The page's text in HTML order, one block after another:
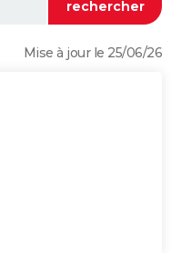
Mise à jour le 25/06/26